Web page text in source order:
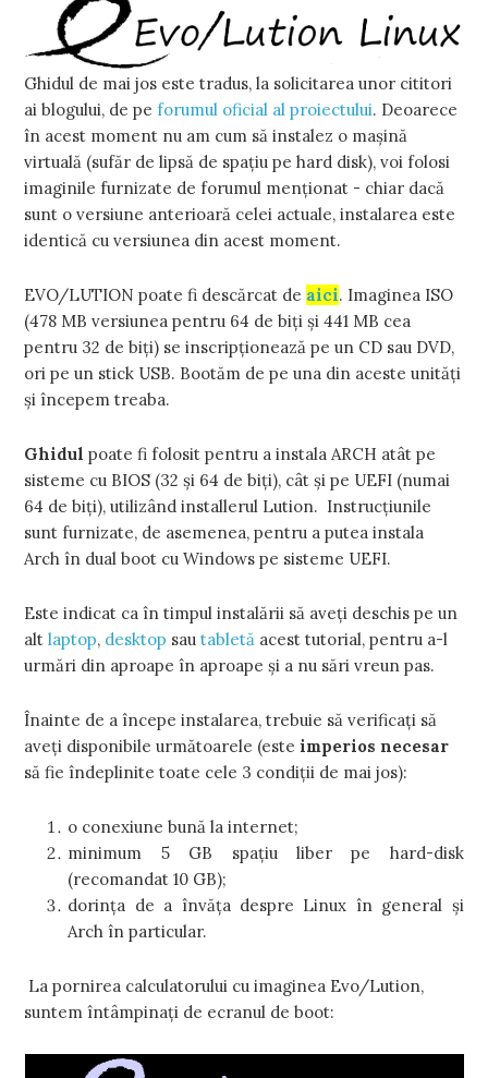
Ghidul de mai jos este tradus, la solicitarea unor cititori
ai blogului, de peforumul oficial al proiectului. Deoarece
în acest moment nu am cum să instalez o maşină
virtuală (sufăr de lipsă de spaţiu pe hard disk), voi folosi
imaginile furnizate de forumul menţionat - chiar dacă
sunt o versiune anterioară celei actuale, instalarea este
identică cu versiunea din acest moment.
EVO/LUTION poate fi descărcat de aici. Imaginea ISO
(478 MB versiunea pentru 64 de biţi şi 441 MB cea
pentru 32 de biţi) se inscripţionează pe un CD sau DVD,
ori pe un stick USB. Bootăm de pe una din aceste unităţi
şi începem treaba.
Ghidul poate fi folosit pentru a instala ARCH atât pe
sisteme cu BIOS (32 şi 64 de biţi), cât şi pe UEFI (numai
64 de biţi), utilizând installerul Lution. Instrucţiunile
sunt furnizate, de asemenea, pentru a putea instala
Arch în dual boot cu Windows pe sisteme UEFI.
Este indicat ca în timpul instalării să aveţi deschis pe un
altlaptop, desktop sautabletă acest tutorial, pentru a-l
urmări din aproape în aproape şi a nu sări vreun pas.
Înainte de a începe instalarea, trebuie să verificaţi să
aveţi disponibile următoarele (este imperios necesar
să fie îndeplinite toate cele 3 condiţii de mai jos):
o conexiune bună la internet;
minimum 5 GB spaţiu liber pe hard-disk
(recomandat 10 GB);
dorinţa de a învăţa despre Linux în general şi
Arch în particular.
La pornirea calculatorului cu imaginea Evo/Lution,
suntem întâmpinaţi de ecranul de boot: